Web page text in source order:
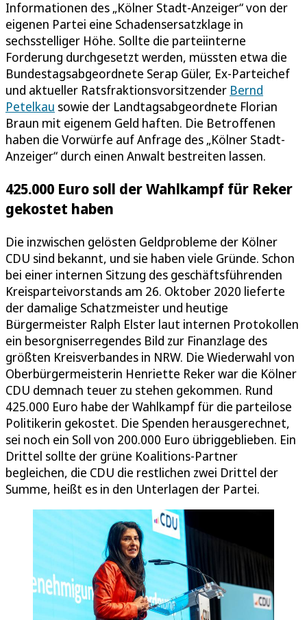
Informationen des „Kölner Stadt-Anzeiger“ von der
eigenen Partei eine Schadensersatzklage in
sechsstelliger Höhe. Sollte die parteiinterne
Forderung durchgesetzt werden, müssten etwa die
Bundestagsabgeordnete Serap Güler, Ex-Parteichef
und aktueller Ratsfraktionsvorsitzender Bernd
Petelkau sowie der Landtagsabgeordnete Florian
Braun mit eigenem Geld haften. Die Betroffenen
haben die Vorwürfe auf Anfrage des „Kölner Stadt-
Anzeiger“ durch einen Anwalt bestreiten lassen.
425.000 Euro soll der Wahlkampf für Reker
gekostet haben
Die inzwischen gelösten Geldprobleme der Kölner
CDU sind bekannt, und sie haben viele Gründe. Schon
bei einer internen Sitzung des geschäftsführenden
Kreisparteivorstands am 26. Oktober 2020 lieferte
der damalige Schatzmeister und heutige
Bürgermeister Ralph Elster laut internen Protokollen
ein besorgniserregendes Bild zur Finanzlage des
größten Kreisverbandes in NRW. Die Wiederwahl von
Oberbürgermeisterin Henriette Reker war die Kölner
CDU demnach teuer zu stehen gekommen. Rund
425.000 Euro habe der Wahlkampf für die parteilose
Politikerin gekostet. Die Spenden herausgerechnet,
sei noch ein Soll von 200.000 Euro übriggeblieben. Ein
Drittel sollte der grüne Koalitions-Partner
begleichen, die CDU die restlichen zwei Drittel der
Summe, heißt es in den Unterlagen der Partei.